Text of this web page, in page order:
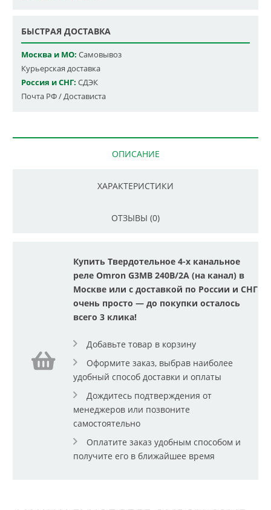
БЫСТРАЯ ДОСТАВКА
Москва и МО: Самовывоз
Курьерская доставка
Россия и СНГ: СДЭК
Почта РФ / Достависта
ОПИСАНИЕ
ХАРАКТЕРИСТИКИ
ОТЗЫВЫ (0)
Купить Твердотельное 4-x канальное
реле Omron G3MB 240В/2А (на канал) в
Москве или с доставкой по России и СНГ
очень просто — до покупки осталось
всего 3 клика!
Добавьте товар в корзину
Оформите заказ, выбрав наиболее
удобный способ доставки и оплаты
Дождитесь подтверждения от
менеджеров или позвоните
самостоятельно
Оплатите заказ удобным способом и
получите его в ближайшее время